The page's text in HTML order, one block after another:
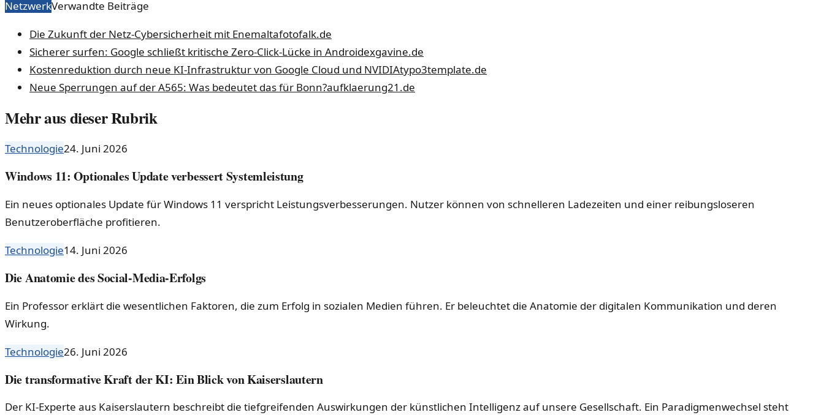
NetzwerkVerwandte Beiträge
Die Zukunft der Netz-Cybersicherheit mit Enemaltafotofalk.de
Sicherer surfen: Google schließt kritische Zero-Click-Lücke in Androidexgavine.de
Kostenreduktion durch neue KI-Infrastruktur von Google Cloud und NVIDIAtypo3template.de
Neue Sperrungen auf der A565: Was bedeutet das für Bonn?aufklaerung21.de
Mehr aus dieser Rubrik
Technologie24. Juni 2026
Windows 11: Optionales Update verbessert Systemleistung
Ein neues optionales Update für Windows 11 verspricht Leistungsverbesserungen. Nutzer können von schnelleren Ladezeiten und einer reibungsloseren
Benutzeroberfläche profitieren.
Technologie14. Juni 2026
Die Anatomie des Social-Media-Erfolgs
Ein Professor erklärt die wesentlichen Faktoren, die zum Erfolg in sozialen Medien führen. Er beleuchtet die Anatomie der digitalen Kommunikation und deren
Wirkung.
Technologie26. Juni 2026
Die transformative Kraft der KI: Ein Blick von Kaiserslautern
Der KI-Experte aus Kaiserslautern beschreibt die tiefgreifenden Auswirkungen der künstlichen Intelligenz auf unsere Gesellschaft. Ein Paradigmenwechsel steht